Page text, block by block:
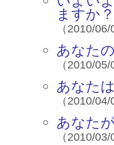
ますか？
（2010/
あなた
（2010/
あなた
（2010/
あなた
（2010/